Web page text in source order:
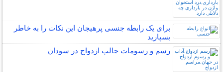
برای یک رابطه جنسی پرهیجان این نکات را به خاطر
بسپارید
رسم و رسومات جالب ازدواج در سودان